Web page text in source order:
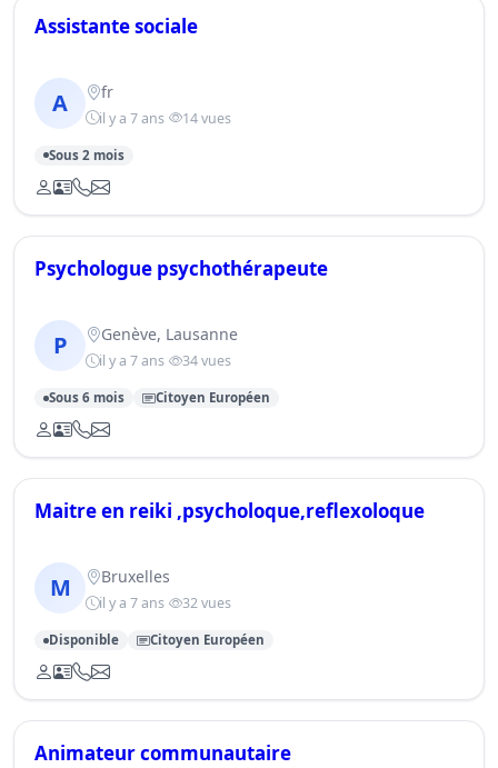
Assistante sociale
A fr
il y a 7 ans 14 vues
Sous 2 mois
Psychologue psychothérapeute
P Genève, Lausanne
il y a 7 ans 34 vues
Sous 6 mois Citoyen Européen
Maitre en reiki ,psycholoque,reflexoloque
M Bruxelles
il y a 7 ans 32 vues
Disponible Citoyen Européen
Animateur communautaire